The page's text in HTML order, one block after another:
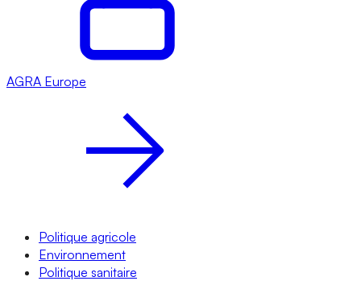
AGRA Europe
Politique agricole
Environnement
Politique sanitaire